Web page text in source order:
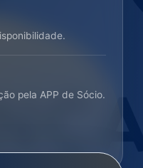
pela APP de Sócio.